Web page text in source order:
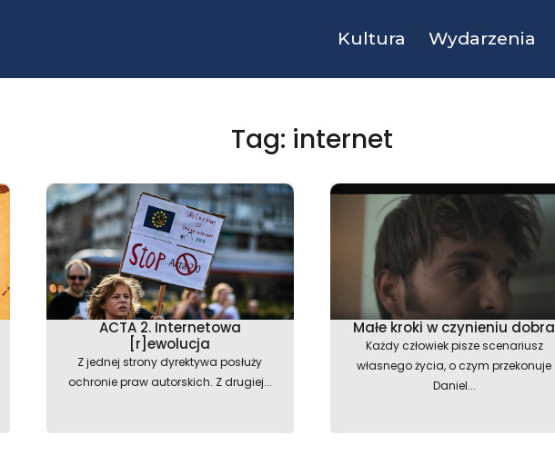
Kultura Wydarzenia
Tag: internet
ACTA 2. Internetowa
[r]ewolucja
Z jednej strony dyrektywa posłuży
ochronie praw autorskich. Z drugiej...
Małe kroki w czynieniu dobra
Każdy człowiek pisze scenariusz
własnego życia, o czym przekonuje
Daniel...
StronaStrona
Strona